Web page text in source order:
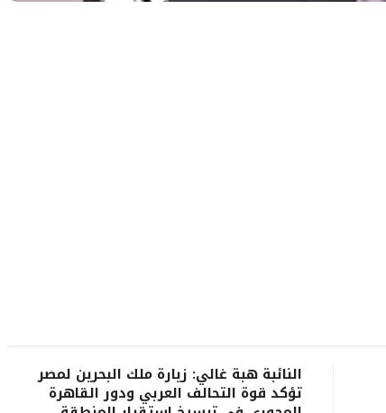
النائبة هبة غالي: زيارة ملك البحرين لمصر
تؤكد قوة التحالف العربي ودور القاهرة